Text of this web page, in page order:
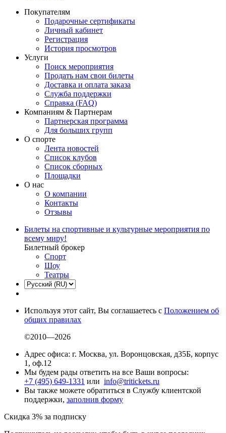
Покупателям
Подарочные сертификаты
Личный кабинет
Регистрация
История просмотров
Услуги
Поиск мероприятия
Продать нам свои билеты
Доставка и оплата заказа
Служба поддержки
Справка (FAQ)
Компаниям & Партнерам
Партнерская программа
Для больших групп
О спорте
Лента новостей
Список клубов
Список сборных
Площадки
О нас
О компании
Контакты
Отзывы
Билеты на спортивные и культурные мероприятия по
всему миру!
Билетный брокер
Спорт
Шоу
Театры
Используя этот сайт, Вы соглашаетесь с Положением об
общих правилах
©2010—2026
Адрес офиса: г. Москва, ул. Воронцовская, д35Б, корпус
1, оф.12
Мы будем рады ответить на все Ваши вопросы:
+7 (495) 649-1331 или info@tritickets.ru
Вы также можете обратиться в Службу клиентской
поддержки, заполнив форму
Скидка 3% за подписку